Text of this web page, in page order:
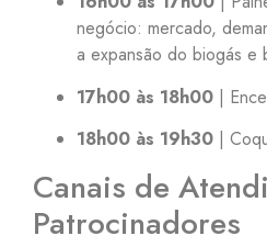
negócio: mercado,
a expansão do biogás e
17h00 às 18h00 |
18h00 às 19h30 |
Canais de
Patrocinadores